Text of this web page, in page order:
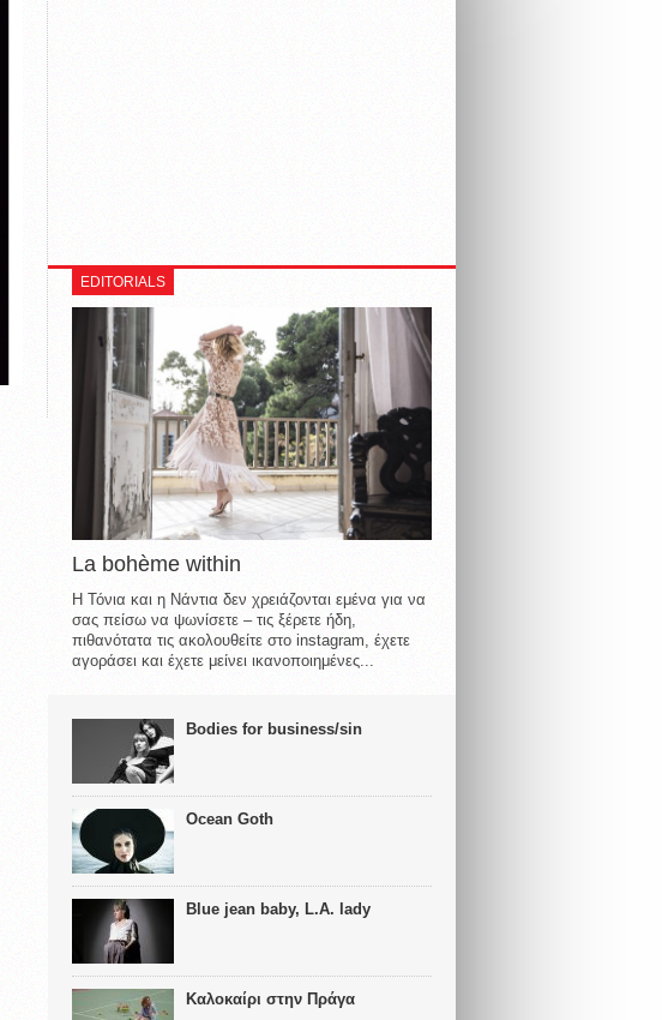
EDITORIALS
La bohème within
Η Τόνια και η Νάντια δεν χρειάζονται εμένα για να
σας πείσω να ψωνίσετε – τις ξέρετε ήδη,
πιθανότατα τις ακολουθείτε στο instagram, έχετε
αγοράσει και έχετε μείνει ικανοποιημένες...
Bodies for business/sin
Ocean Goth
Blue jean baby, L.A. lady
Καλοκαίρι στην Πράγα